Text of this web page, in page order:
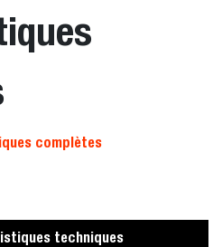
complètes
techniques